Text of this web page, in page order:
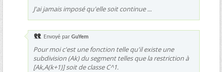
J'ai jamais imposé qu'elle soit continue ...
Envoyé par GuYem
Pour moi c'est une fonction telle qu'il existe une
subdivision (Ak) du segment telles que la restriction à
[Ak,A(k+1)] soit de classe C^1.